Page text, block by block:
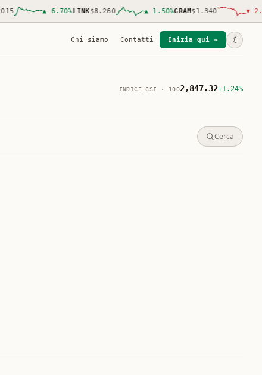
▲ 6.70%LINK$8.260 ▲ 1.50%GRAM$1.340 ▼ 2.80%
Chi siamo Contatti Inizia qui → ☾
INDICE CSI · 1002,847.32+1.24%
Cerca